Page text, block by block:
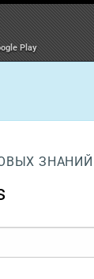
Play
ЗНАНИЙ